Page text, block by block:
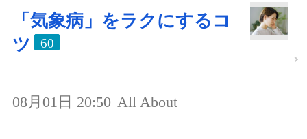
「気象病」をラクにするコ
ツ
60
08月01日 20:50 All About